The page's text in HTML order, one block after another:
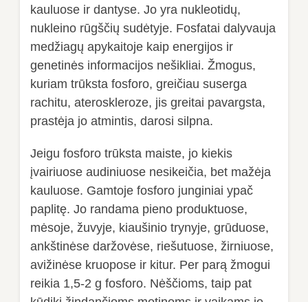
kauluose ir dantyse. Jo yra nukleotidų,
nukleino rūgščių sudėtyje. Fosfatai dalyvauja
medžiagų apykaitoje kaip energijos ir
genetinės informacijos nešikliai. Žmogus,
kuriam trūksta fosforo, greičiau suserga
rachitu, ateroskleroze, jis greitai pavargsta,
prastėja jo atmintis, darosi silpna.
Jeigu fosforo trūksta maiste, jo kiekis
įvairiuose audiniuose nesikeičia, bet mažėja
kauluose. Gamtoje fosforo junginiai ypač
paplitę. Jo randama pieno produktuose,
mėsoje, žuvyje, kiaušinio trynyje, grūduose,
ankštinėse daržovėse, riešutuose, žirniuose,
avižinėse kruopose ir kitur. Per parą žmogui
reikia 1,5-2 g fosforo. Nėščioms, taip pat